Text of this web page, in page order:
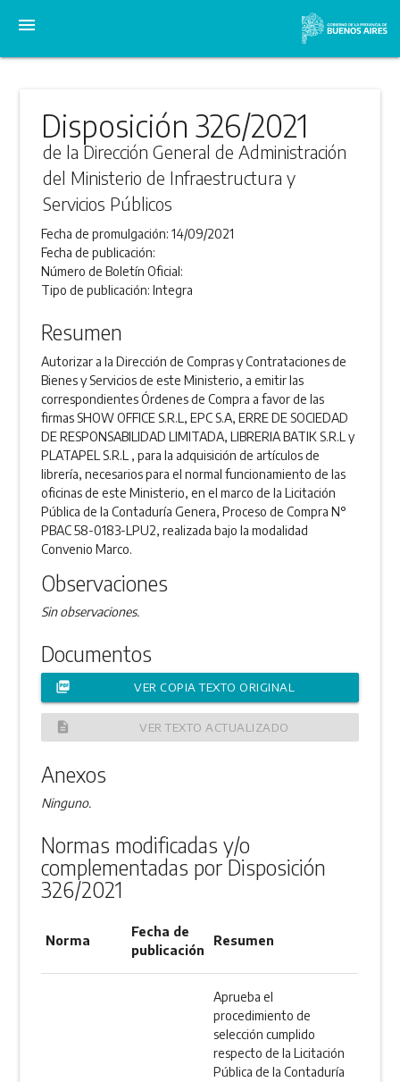
menu
Disposición 326/2021
de la Dirección General de Administración
del Ministerio de Infraestructura y
Servicios Públicos
Fecha de promulgación:14/09/2021
Fecha de publicación:
Número de Boletín Oficial:
Tipo de publicación:Integra
Resumen
Autorizar a la Dirección de Compras y Contrataciones de
Bienes y Servicios de este Ministerio, a emitir las
correspondientes Órdenes de Compra a favor de las
firmas SHOW OFFICE S.R.L, EPC S.A, ERRE DE SOCIEDAD
DE RESPONSABILIDAD LIMITADA, LIBRERIA BATIK S.R.L y
PLATAPEL S.R.L , para la adquisición de artículos de
librería, necesarios para el normal funcionamiento de las
oficinas de este Ministerio, en el marco de la Licitación
Pública de la Contaduría Genera, Proceso de Compra N°
PBAC 58-0183-LPU2, realizada bajo la modalidad
Convenio Marco.
Observaciones
Sin observaciones.
Documentos
picture_as_pdf VER COPIA TEXTO ORIGINAL
description VER TEXTO ACTUALIZADO
Anexos
Ninguno.
Normas modificadas y/o
complementadas por Disposición
326/2021
Norma
Fecha de
publicación
Resumen
Aprueba el
procedimiento de
selección cumplido
respecto de la Licitación
Pública de la Contaduría